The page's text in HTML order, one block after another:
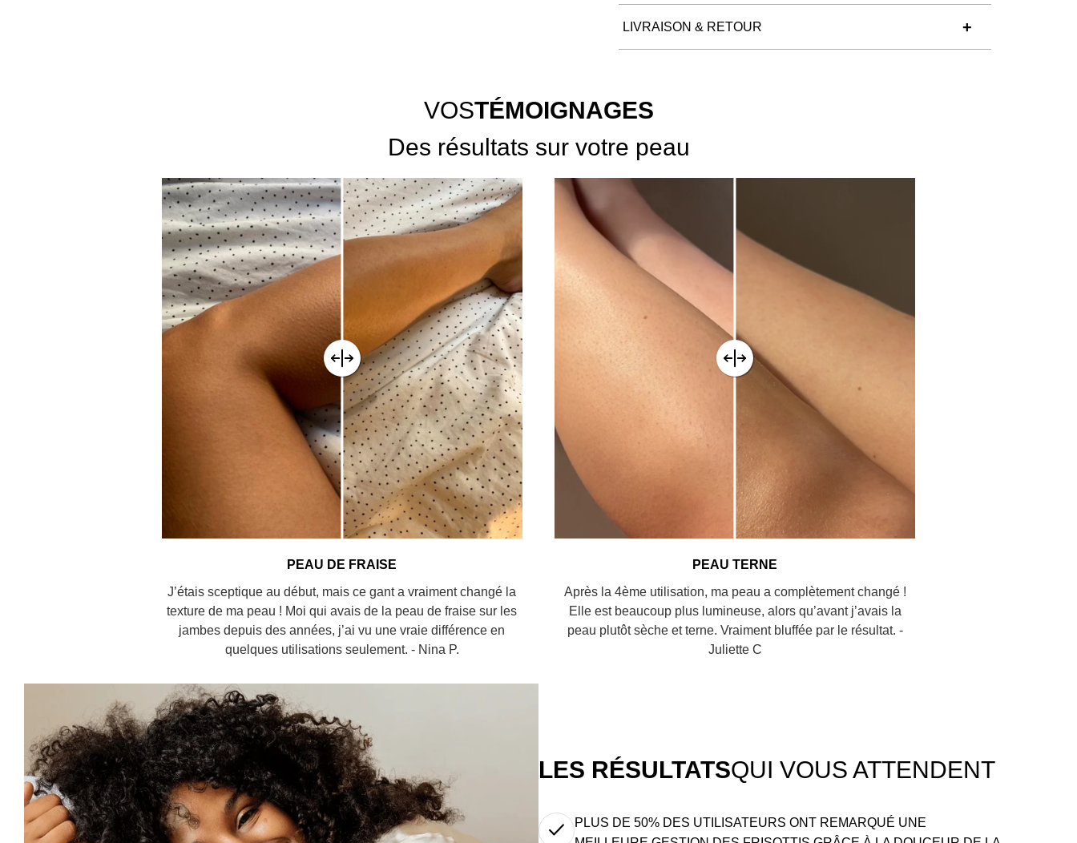
¢
LIVRAISON & RETOUR
VOSTÉMOIGNAGES
Des résultats sur votre peau
PEAU DE FRAISE
J’étais sceptique au début, mais ce gant a vraiment changé la
texture de ma peau ! Moi qui avais de la peau de fraise sur les
jambes depuis des années, j’ai vu une vraie différence en
quelques utilisations seulement. - Nina P.
PEAU TERNE
Après la 4ème utilisation, ma peau a complètement changé !
Elle est beaucoup plus lumineuse, alors qu’avant j’avais la
peau plutôt sèche et terne. Vraiment bluffée par le résultat. -
Juliette C
LES RÉSULTATSQUI VOUS ATTENDENT
PLUS DE 50% DES UTILISATEURS ONT REMARQUÉ UNE